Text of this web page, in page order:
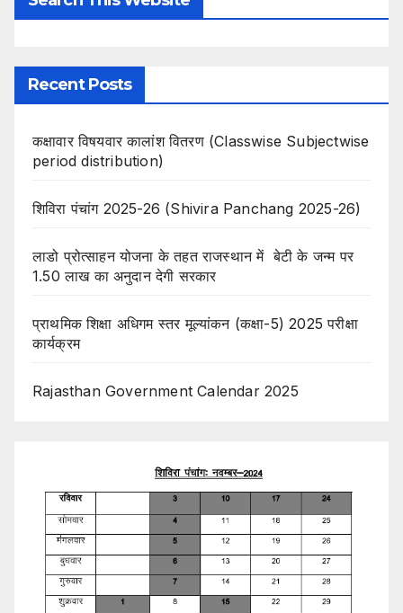
Recent Posts
कक्षावार विषयवार कालांश वितरण (Classwise Subjectwise
period distribution)
शिविरा पंचांग 2025-26 (Shivira Panchang 2025-26)
लाडो प्रोत्साहन योजना के तहत राजस्थान में बेटी के जन्म पर
1.50 लाख का अनुदान देगी सरकार
प्राथमिक शिक्षा अधिगम स्तर मूल्यांकन (कक्षा-5) 2025 परीक्षा
कार्यक्रम
Rajasthan Government Calendar 2025